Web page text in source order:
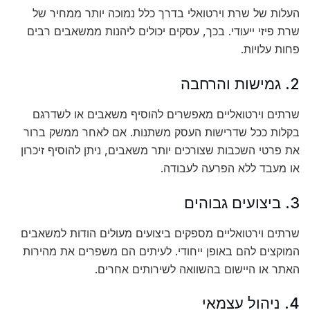
העלות של שרת וירטואלי בדרך כלל נמוכה יותר ממחיר של
שרת פיזי ייעודי. בכך, עסקים יכולים ליהנות ממשאבים רבים
פחות עלויות.
2. גמישות והרחבה
שרתים וירטואליים מאפשרים להוסיף משאבים או לשדרגם
בקלות ככל שדרישות העסק משתנות. אם לאחר ממשק ברור
את פרטי השכבות שצורכים יותר משאבים, ניתן להוסיף זיכרון
או מעבד ללא הפרעה לעבודה.
3. ביצועים גבוהים
שרתים וירטואליים מספקים ביצועים מעולים הודות למשאבים
המוקצים להם באופן ייחודי. לעיתים הם משפרים את מהירות
האתר או היישום בהשוואה לשירותים אחרים.
4. ניהול עצמאי